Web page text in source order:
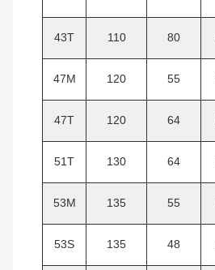
43T 110 80
47M 120 55
47T 120 64
51T 130 64
53M 135 55
53S 135 48